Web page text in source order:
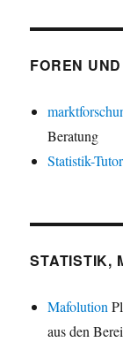
FOREN
Beratung
Statistik-
STATISTIK,
Mafolution
aus den